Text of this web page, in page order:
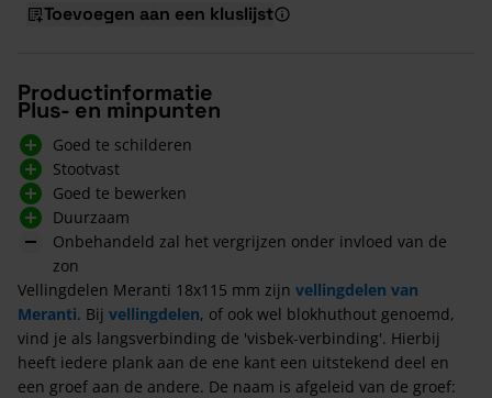
Toevoegen aan een kluslijst
Productinformatie
Plus- en minpunten
Goed te schilderen
Stootvast
Goed te bewerken
Duurzaam
Onbehandeld zal het vergrijzen onder invloed van de
zon
Vellingdelen Meranti 18x115 mm zijn vellingdelen van
Meranti. Bij vellingdelen, of ook wel blokhuthout genoemd,
vind je als langsverbinding de 'visbek-verbinding'. Hierbij
heeft iedere plank aan de ene kant een uitstekend deel en
een groef aan de andere. De naam is afgeleid van de groef: